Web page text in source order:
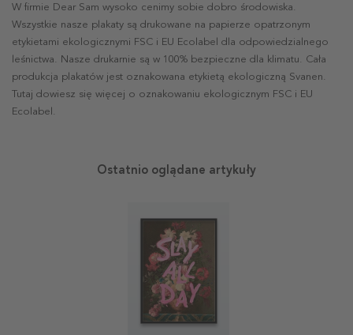
W firmie Dear Sam wysoko cenimy sobie dobro środowiska.
Wszystkie nasze plakaty są drukowane na papierze opatrzonym
etykietami ekologicznymi FSC i EU Ecolabel dla odpowiedzialnego
leśnictwa. Nasze drukarnie są w 100% bezpieczne dla klimatu. Cała
produkcja plakatów jest oznakowana etykietą ekologiczną Svanen.
Tutaj dowiesz się więcej o oznakowaniu ekologicznym FSC i EU
Ecolabel.
Ostatnio oglądane artykuły